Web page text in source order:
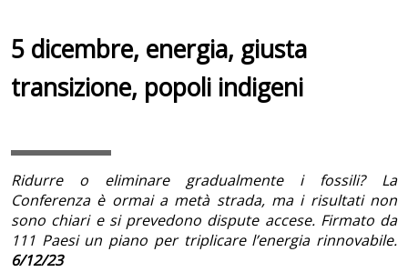
5 dicembre, energia, giusta
transizione, popoli indigeni
Ridurre o eliminare gradualmente i fossili? La
Conferenza è ormai a metà strada, ma i risultati non
sono chiari e si prevedono dispute accese. Firmato da
111 Paesi un piano per triplicare l’energia rinnovabile.
6/12/23